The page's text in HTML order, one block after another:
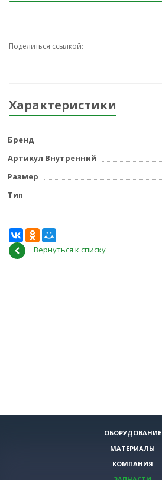
Поделиться ссылкой:
Характеристики
Бренд
Артикул Внутренний
Размер
Тип
Вернуться к списку
ОБОРУДОВАНИЕ
МАТЕРИАЛЫ
КОМПАНИЯ